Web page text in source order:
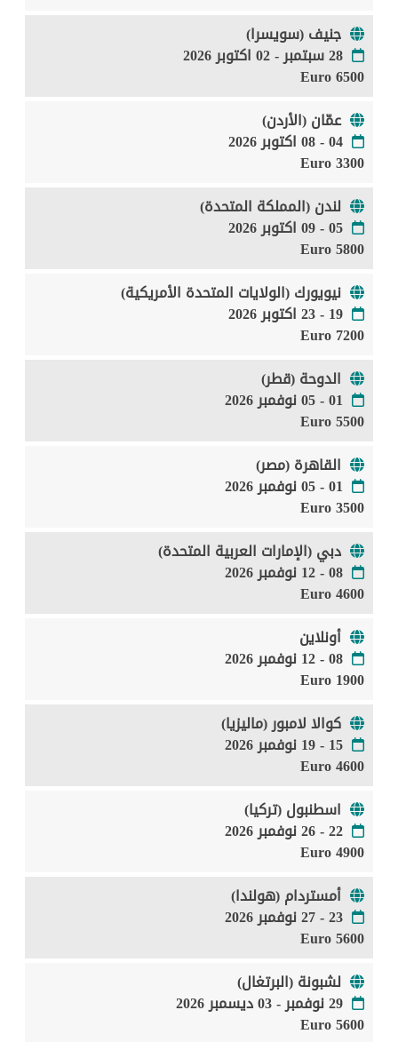
جنيف (سويسرا)
28 سبتمبر - 02 اكتوبر 2026
6500 Euro
عمّان (الأردن)
04 - 08 اكتوبر 2026
3300 Euro
لندن (المملكة المتحدة)
05 - 09 اكتوبر 2026
5800 Euro
نيويورك (الولايات المتحدة الأمريكية)
19 - 23 اكتوبر 2026
7200 Euro
الدوحة (قطر)
01 - 05 نوفمبر 2026
5500 Euro
القاهرة (مصر)
01 - 05 نوفمبر 2026
3500 Euro
دبي (الإمارات العربية المتحدة)
08 - 12 نوفمبر 2026
4600 Euro
أونلاين
08 - 12 نوفمبر 2026
1900 Euro
كوالا لامبور (ماليزيا)
15 - 19 نوفمبر 2026
4600 Euro
اسطنبول (تركيا)
22 - 26 نوفمبر 2026
4900 Euro
أمستردام (هولندا)
23 - 27 نوفمبر 2026
5600 Euro
لشبونة (البرتغال)
29 نوفمبر - 03 ديسمبر 2026
5600 Euro